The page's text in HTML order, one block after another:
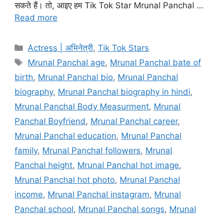
सकते हैं। तो, आइए हम Tik Tok Star Mrunal Panchal …
Read more
Categories
Actress | अभिनेत्री,Tik Tok Stars
Tags
Mrunal Panchal age, Mrunal Panchal bate of
birth, Mrunal Panchal bio, Mrunal Panchal
biography, Mrunal Panchal biography in hindi,
Mrunal Panchal Body Measurment, Mrunal
Panchal Boyfriend, Mrunal Panchal career,
Mrunal Panchal education, Mrunal Panchal
family, Mrunal Panchal followers, Mrunal
Panchal height, Mrunal Panchal hot image,
Mrunal Panchal hot photo, Mrunal Panchal
income, Mrunal Panchal instagram, Mrunal
Panchal school, Mrunal Panchal songs, Mrunal